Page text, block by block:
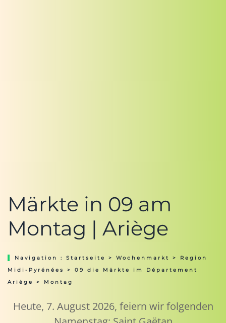
Märkte in 09 am
Montag | Ariège
Navigation : Startseite > Wochenmarkt > Region
Midi-Pyrénées
> 09 die Märkte im Département
Ariège
> Montag
Heute, 7. August 2026, feiern wir folgenden